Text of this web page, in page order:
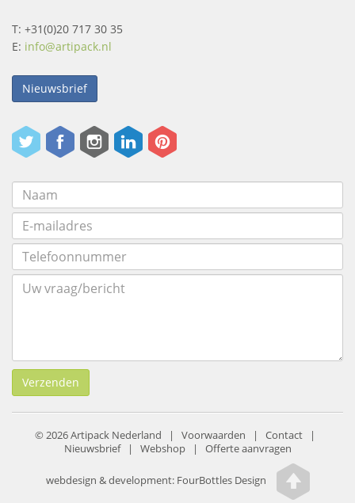
T: +31(0)20 717 30 35
E: info@artipack.nl
Nieuwsbrief
Verzenden
© 2026 Artipack Nederland | Voorwaarden | Contact |
Nieuwsbrief| Webshop| Offerte aanvragen
webdesign & development:FourBottles Design